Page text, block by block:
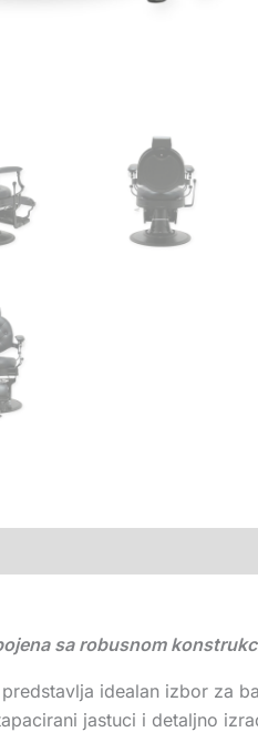
sa robusnom
predstavlja idealan izbor za
jastuci i detaljno